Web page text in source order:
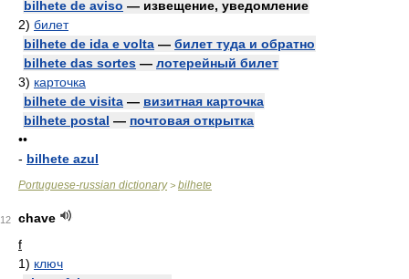
bilhete de aviso — извещение, уведомление
2) билет
bilhete de ida e volta — билет туда и обратно
bilhete das sortes — лотерейный билет
3) карточка
bilhete de visita — визитная карточка
bilhete postal — почтовая открытка
••
- bilhete azul
Portuguese-russian dictionary> bilhete
12
chave
f
1) ключ